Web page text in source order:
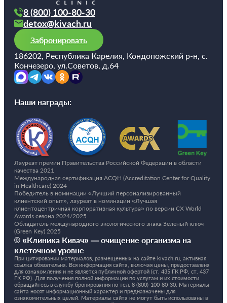
80-30
599-880
8 (800) 100-80-30
detox@kivach.ru
Забронировать
186202, Республика Карелия, Кондопожский р-н, с.
Кончезеро, ул.Советов, д.64
Наши награды:
Лауреат премии Правительства Российской Федерации в области
качества 2021
Международная сертификация ACQH (Accreditation Center for Quality
in Healthcare) 2024
Победитель в номинации «Лучший персонализированный
клиентский опыт», лауреат в номинации «Лучшая
клиентоцентричная корпоративная культура» по версии CX World
Awards сезона 2024/2025
Обладатель международного экологического знака Зеленый ключ
(Green Key) 2025
© «Клиника Кивач» — очищение организма на
клеточном уровне
При цитировании материалов, размещенных на сайте kivach.ru, активная
ссылка обязательна. Вся информация сайта, включая цены, предоставлена
для ознакомления и не является публичной офертой (ст. 435 ГК РФ, cт. 437
ГК РФ). Для получения полной информации по услугам и их стоимости
обращайтесь в службу бронирования по тел. 8 (800)-100-80-30. Материалы
сайта носят информационный характер и предназначены для
ознакомительных целей. Материалы сайта не могут быть использованы в